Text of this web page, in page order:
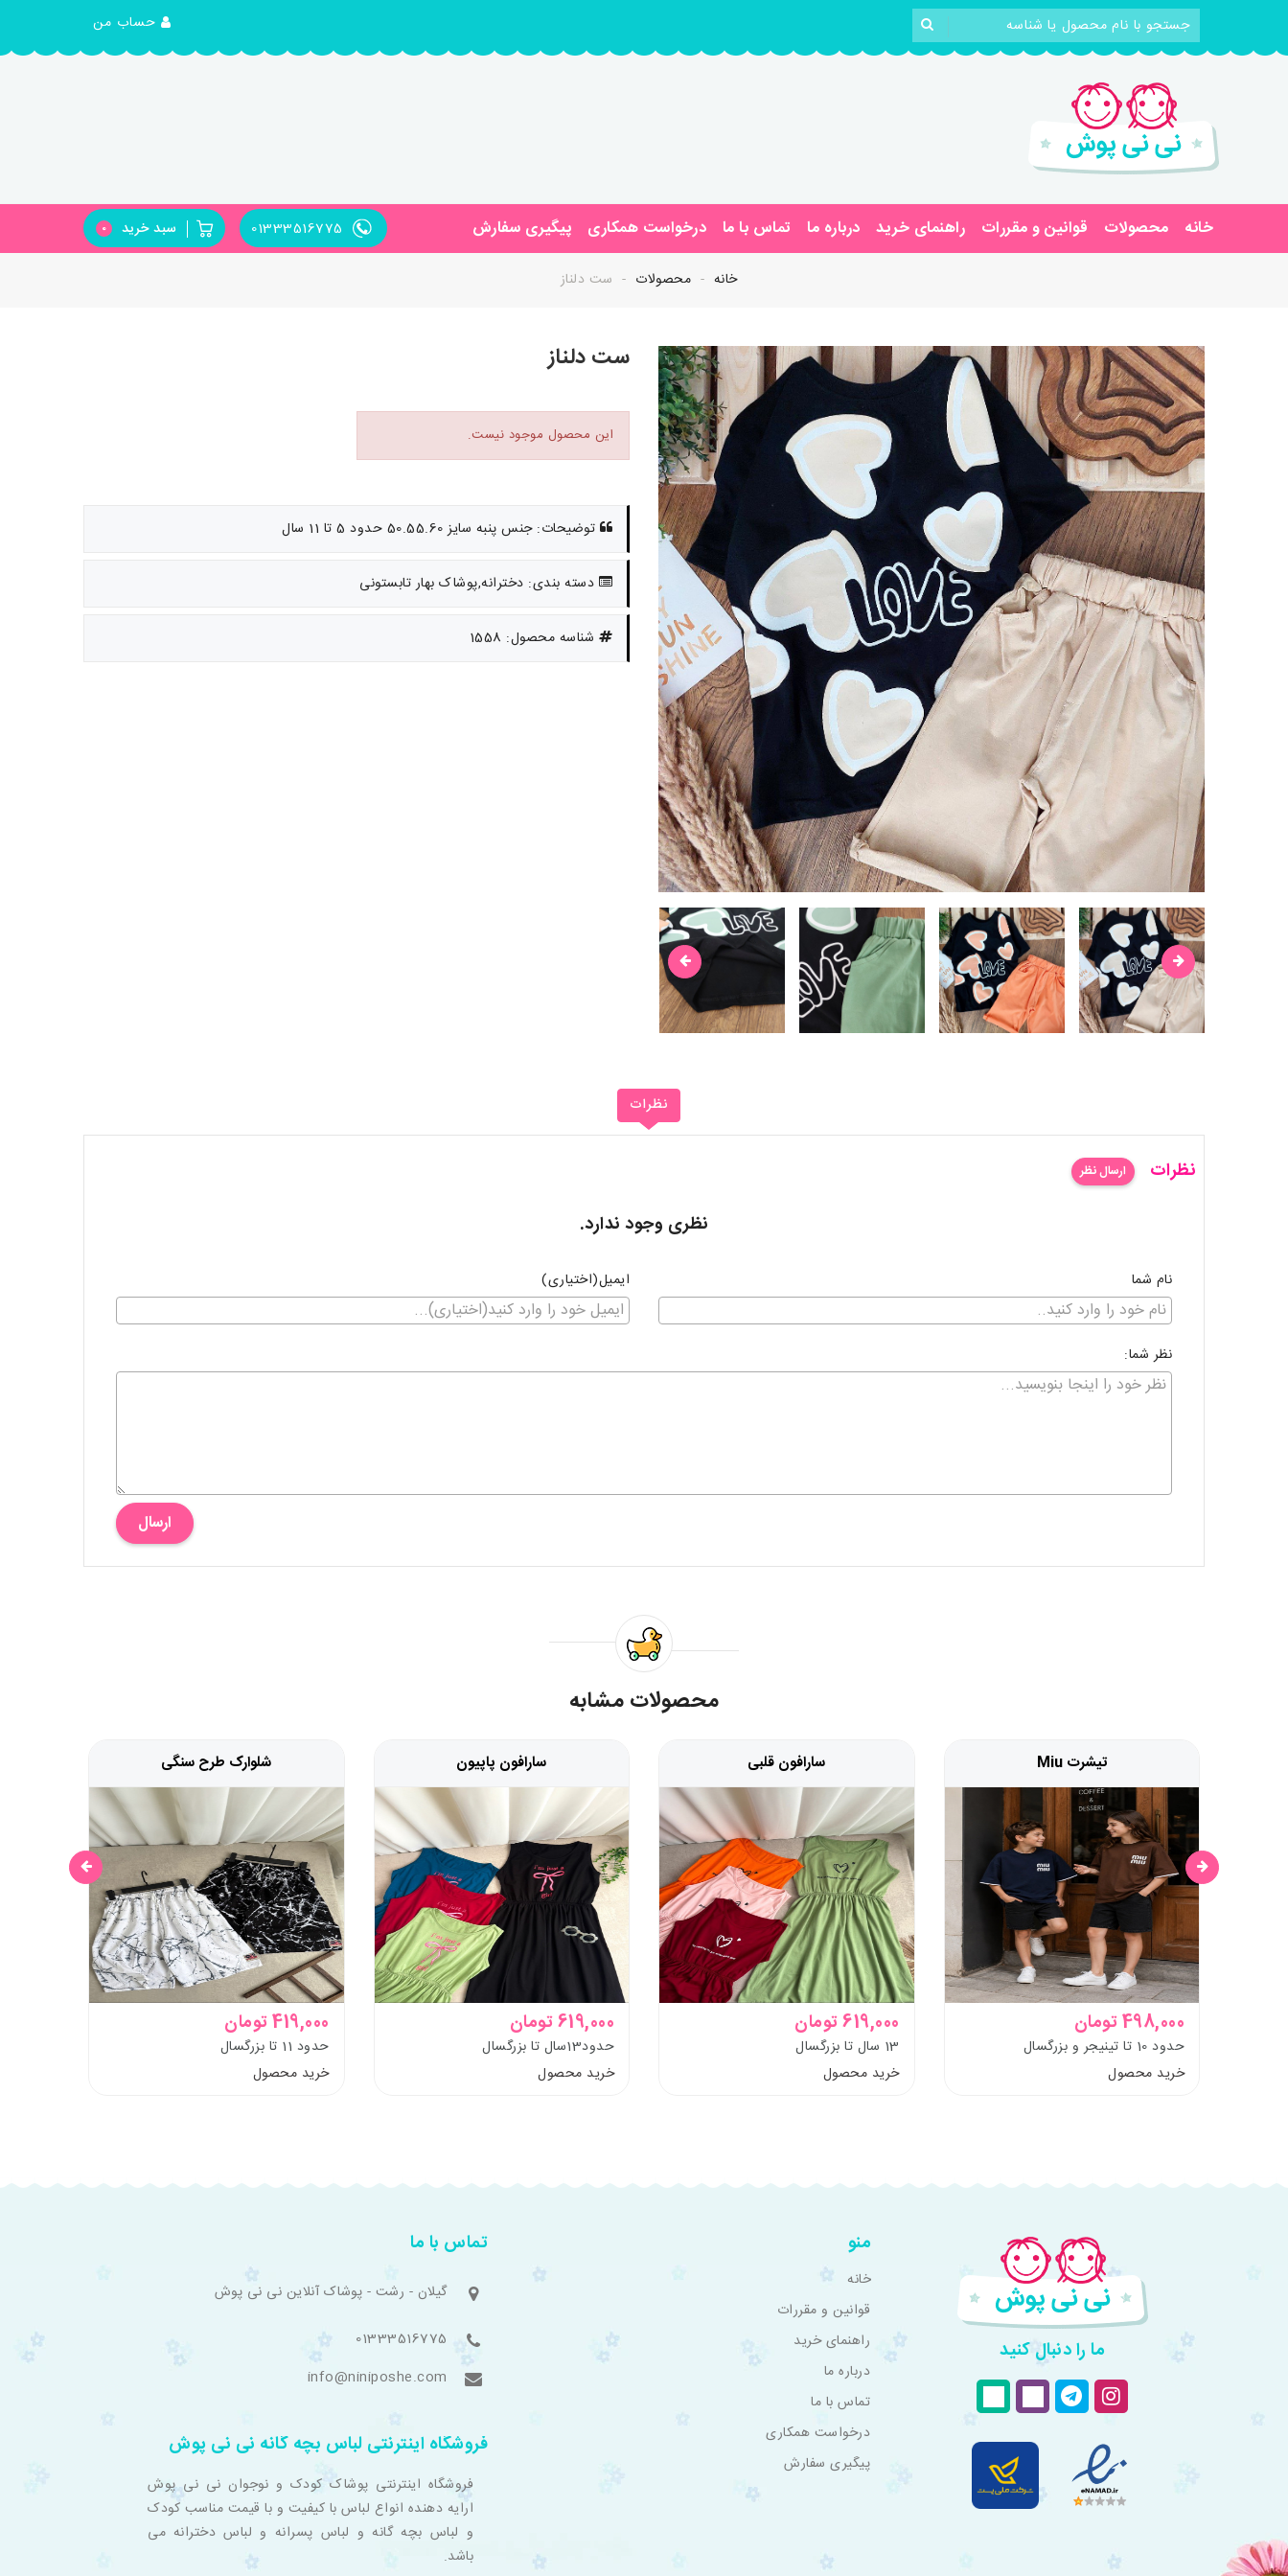
حساب من
خانه محصولات قوانین و مقررات راهنمای خرید درباره ما تماس با ما درخواست همکاری پیگیری سفارش سبد خرید 0 01333516775
خانه محصولات ست دلناز
ست دلناز
این محصول موجود نیست.
توضیحات: جنس پنبه سایز 50.55.60 حدود 5 تا 11 سال
دسته بندی: دخترانه,پوشاک بهار تابستونی
شناسه محصول: 1558
نظرات
نظرات ارسال نظر
نظری وجود ندارد.
نام شما ایمیل(اختیاری)
نظر شما:
ارسال
محصولات مشابه
تیشرت Miu
498,000 تومان
حدود 10 تا تینیجر و بزرگسال
خرید محصول
سارافون قلبی
619,000 تومان
13 سال تا بزرگسال
خرید محصول
سارافون پاپیون
619,000 تومان
حدود13سال تا بزرگسال
خرید محصول
شلوارک طرح سنگی
419,000 تومان
حدود 11 تا بزرگسال
خرید محصول
ما را دنبال کنید
منو
خانه
قوانین و مقررات
راهنمای خرید
درباره ما
تماس با ما
درخواست همکاری
پیگیری سفارش
تماس با ما
گیلان - رشت - پوشاک آنلاین نی نی پوش
01333516775
info@niniposhe.com
فروشگاه اینترنتی لباس بچه گانه نی نی پوش
فروشگاه اینترنتی پوشاک کودک و نوجوان نی نی پوش
ارایه دهنده انواع لباس با کیفیت و با قیمت مناسب کودک
و لباس بچه گانه و لباس پسرانه و لباس دخترانه می
باشد.